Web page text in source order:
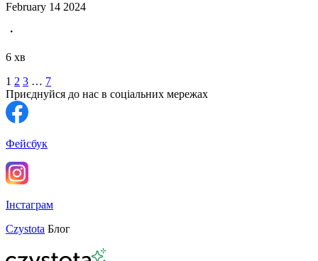
February 14 2024
・
6 хв
1 2 3 … 7
Приєднуйся до нас в соціальних мережах
Фейсбук
Інстаграм
Czystota Блог